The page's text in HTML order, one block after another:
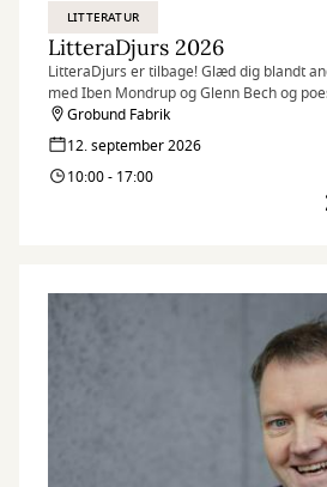
LITTERATUR
LitteraDjurs 2026
LitteraDjurs er tilbage! Glæd dig blandt
med Iben Mondrup og Glenn Bech og
Grobund Fabrik
12. september 2026
10:00 - 17:00